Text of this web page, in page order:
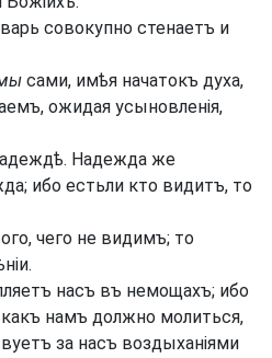
совокупно стенаетъ и
сами, имѣя начатокъ духа,
ожидая усыновленія,
Надежда же
ибо естьли кто видитъ, то
чего не видимъ; то
насъ въ немощахъ; ибо
какъ намъ должно молиться,
за насъ воздыханіями